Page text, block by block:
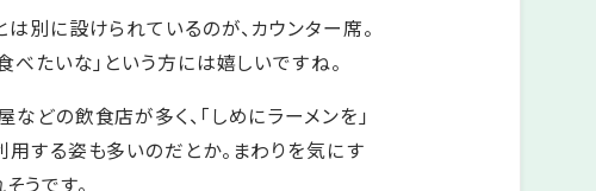
別に設けられているのが、カウンター席。
べたいな」という方には嬉しいですね。
どの飲食店が多く、「しめにラーメンを」
用する姿も多いのだとか。まわりを気にす
うです。